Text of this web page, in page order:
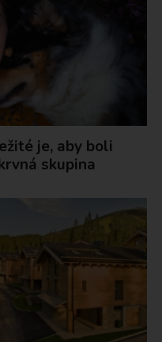
je, aby boli
skupina